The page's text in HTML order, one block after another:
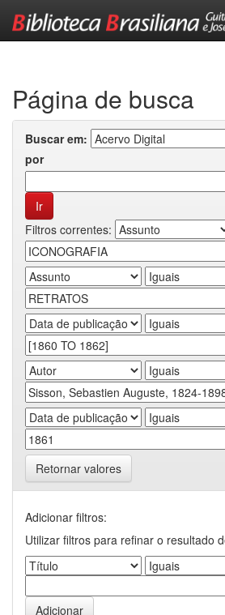
Página de busca
Buscar em:
por
Filtros correntes:
Retornar valores
Adicionar filtros:
Utilizar filtros para refinar o resultado